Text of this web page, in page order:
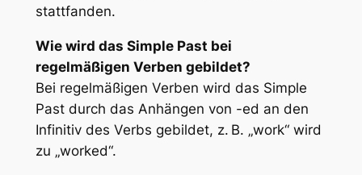
stattfanden.
Wie wird das Simple Past bei
regelmäßigen Verben gebildet?
Bei regelmäßigen Verben wird das Simple
Past durch das Anhängen von -ed an den
Infinitiv des Verbs gebildet, z. B. „work“ wird
zu „worked“.